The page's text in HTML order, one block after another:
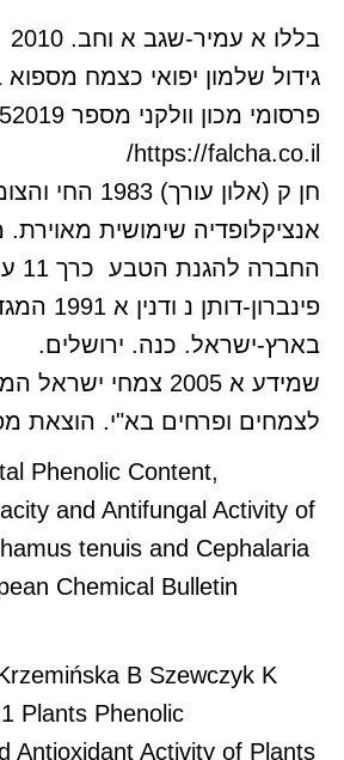
גידול שלמון יפואי כצמח
https://falcha.co.il/
חן ק (אלון עורך)
אנציקלופדיה שימושית
החברה להגנת הטבע כרך 11 עמ' 120-119.
פינברון-
בארץ-ישראל. כנה. ירושלים.
שמידע א 2005 צמחי
לצמחים ופרחים בא"י. הוצאת
Phenolic Content,
and Antifungal Activity of
tenuis and Cephalaria
Chemical Bulletin
B Szewczyk K
Plants Phenolic
Antioxidant Activity of Plants